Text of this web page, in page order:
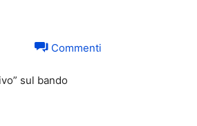
Commenti
sul bando